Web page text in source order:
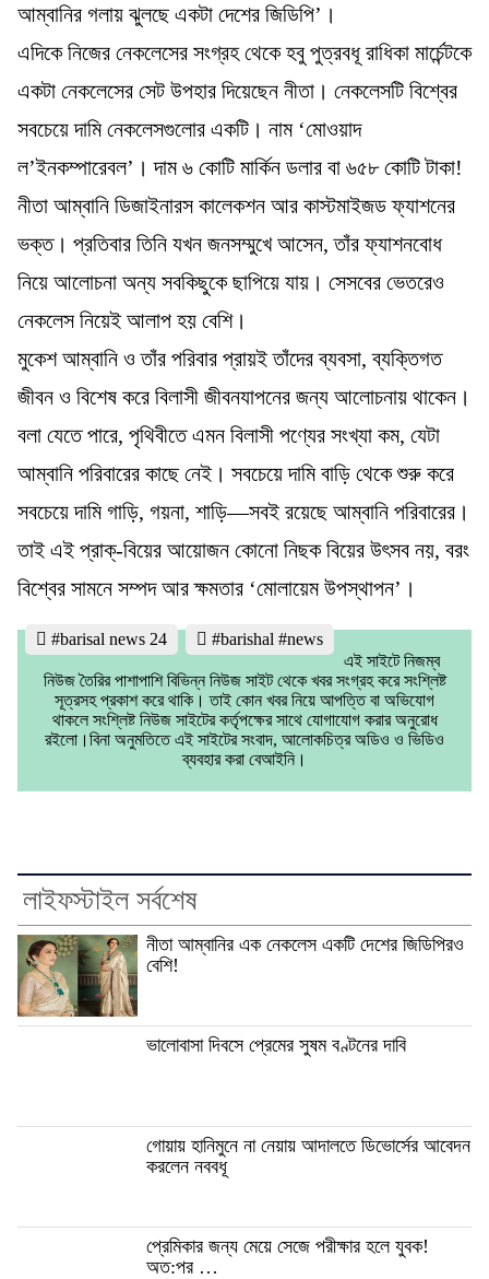
আম্বানির গলায় ঝুলছে একটা দেশের জিডিপি’।
এদিকে নিজের নেকলেসের সংগ্রহ থেকে হবু পুত্রবধূ রাধিকা মার্চেন্টকে
একটা নেকলেসের সেট উপহার দিয়েছেন নীতা। নেকলেসটি বিশ্বের
সবচেয়ে দামি নেকলেসগুলোর একটি। নাম ‘মোওয়াদ
ল’ইনকম্পারেবল’। দাম ৬ কোটি মার্কিন ডলার বা ৬৫৮ কোটি টাকা!
নীতা আম্বানি ডিজাইনারস কালেকশন আর কাস্টমাইজড ফ্যাশনের
ভক্ত। প্রতিবার তিনি যখন জনসম্মুখে আসেন, তাঁর ফ্যাশনবোধ
নিয়ে আলোচনা অন্য সবকিছুকে ছাপিয়ে যায়। সেসবের ভেতরেও
নেকলেস নিয়েই আলাপ হয় বেশি।
মুকেশ আম্বানি ও তাঁর পরিবার প্রায়ই তাঁদের ব্যবসা, ব্যক্তিগত
জীবন ও বিশেষ করে বিলাসী জীবনযাপনের জন্য আলোচনায় থাকেন।
বলা যেতে পারে, পৃথিবীতে এমন বিলাসী পণ্যের সংখ্যা কম, যেটা
আম্বানি পরিবারের কাছে নেই। সবচেয়ে দামি বাড়ি থেকে শুরু করে
সবচেয়ে দামি গাড়ি, গয়না, শাড়ি—সবই রয়েছে আম্বানি পরিবারের।
তাই এই প্রাক্‌-বিয়ের আয়োজন কোনো নিছক বিয়ের উৎসব নয়, বরং
বিশ্বের সামনে সম্পদ আর ক্ষমতার ‘মোলায়েম উপস্থাপন’।
#barisal news 24
#barishal #news
এই সাইটে নিজম্ব
নিউজ তৈরির পাশাপাশি বিভিন্ন নিউজ সাইট থেকে খবর সংগ্রহ করে সংশ্লিষ্ট
সূত্রসহ প্রকাশ করে থাকি। তাই কোন খবর নিয়ে আপত্তি বা অভিযোগ
থাকলে সংশ্লিষ্ট নিউজ সাইটের কর্তৃপক্ষের সাথে যোগাযোগ করার অনুরোধ
রইলো।বিনা অনুমতিতে এই সাইটের সংবাদ, আলোকচিত্র অডিও ও ভিডিও
ব্যবহার করা বেআইনি।
লাইফস্টাইল সর্বশেষ
নীতা আম্বানির এক নেকলেস একটি দেশের জিডিপিরও
বেশি!
ভালোবাসা দিবসে প্রেমের সুষম বণ্টনের দাবি
গোয়ায় হানিমুনে না নেয়ায় আদালতে ডিভোর্সের আবেদন
করলেন নববধূ
প্রেমিকার জন্য মেয়ে সেজে পরীক্ষার হলে যুবক!
অত:পর …